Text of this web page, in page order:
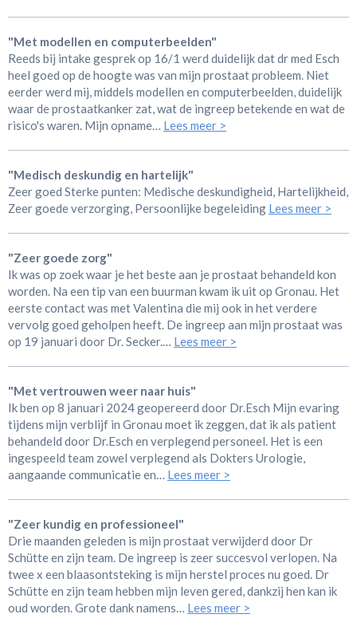
"Met modellen en computerbeelden"
Reeds bij intake gesprek op 16/1 werd duidelijk dat dr med Esch
heel goed op de hoogte was van mijn prostaat probleem. Niet
eerder werd mij, middels modellen en computerbeelden, duidelijk
waar de prostaatkanker zat, wat de ingreep betekende en wat de
risico's waren. Mijn opname… Lees meer >
"Medisch deskundig en hartelijk"
Zeer goed Sterke punten: Medische deskundigheid, Hartelijkheid,
Zeer goede verzorging, Persoonlijke begeleiding Lees meer >
"Zeer goede zorg"
Ik was op zoek waar je het beste aan je prostaat behandeld kon
worden. Na een tip van een buurman kwam ik uit op Gronau. Het
eerste contact was met Valentina die mij ook in het verdere
vervolg goed geholpen heeft. De ingreep aan mijn prostaat was
op 19 januari door Dr. Secker.… Lees meer >
"Met vertrouwen weer naar huis"
Ik ben op 8 januari 2024 geopereerd door Dr.Esch Mijn evaring
tijdens mijn verblijf in Gronau moet ik zeggen, dat ik als patient
behandeld door Dr.Esch en verplegend personeel. Het is een
ingespeeld team zowel verplegend als Dokters Urologie,
aangaande communicatie en… Lees meer >
"Zeer kundig en professioneel"
Drie maanden geleden is mijn prostaat verwijderd door Dr
Schütte en zijn team. De ingreep is zeer succesvol verlopen. Na
twee x een blaasontsteking is mijn herstel proces nu goed. Dr
Schütte en zijn team hebben mijn leven gered, dankzij hen kan ik
oud worden. Grote dank namens… Lees meer >